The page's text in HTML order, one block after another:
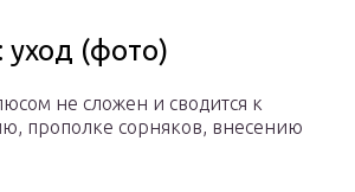
уход (фото)
не сложен и сводится к
прополке сорняков, внесению